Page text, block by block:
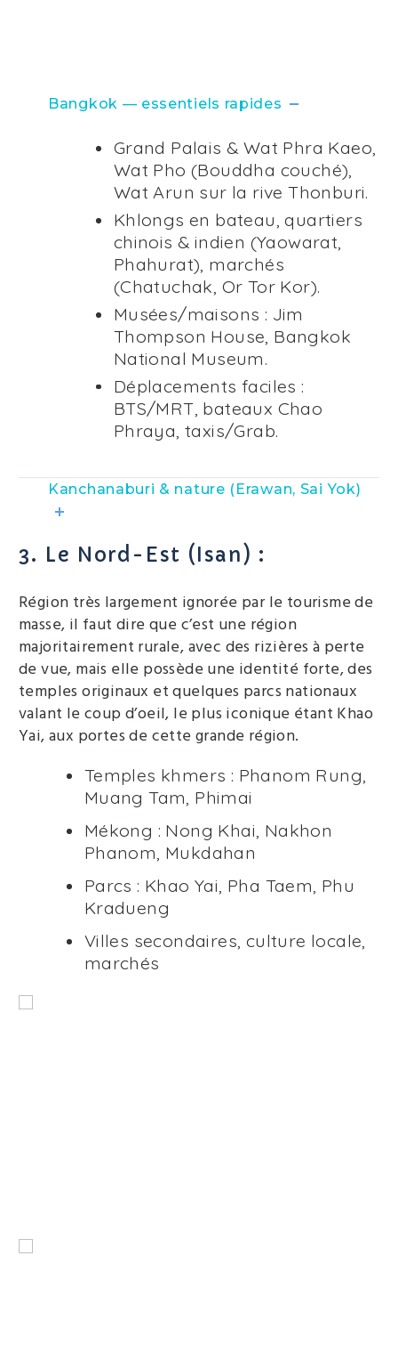
Bangkok — essentiels rapides
Grand Palais & Wat Phra Kaeo,
Wat Pho (Bouddha couché),
Wat Arun sur la rive Thonburi.
Khlongs en bateau, quartiers
chinois & indien (Yaowarat,
Phahurat), marchés
(Chatuchak, Or Tor Kor).
Musées/maisons : Jim
Thompson House, Bangkok
National Museum.
Déplacements faciles :
BTS/MRT, bateaux Chao
Phraya, taxis/Grab.
Kanchanaburi & nature (Erawan, Sai Yok)
3. Le Nord-Est (Isan) :
Région très largement ignorée par le tourisme de
masse, il faut dire que c’est une région
majoritairement rurale, avec des rizières à perte
de vue, mais elle possède une identité forte, des
temples originaux et quelques parcs nationaux
valant le coup d’oeil, le plus iconique étant Khao
Yai, aux portes de cette grande région.
Temples khmers : Phanom Rung,
Muang Tam, Phimai
Mékong : Nong Khai, Nakhon
Phanom, Mukdahan
Parcs : Khao Yai, Pha Taem, Phu
Kradueng
Villes secondaires, culture locale,
marchés